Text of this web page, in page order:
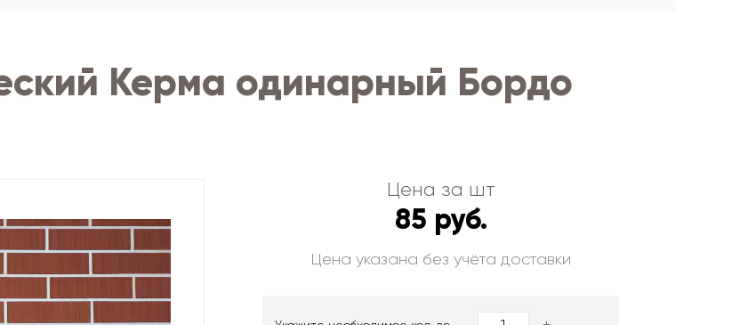
Керма одинарный Бордо
Цена за шт
85 руб.
Цена указана без учёта доставки